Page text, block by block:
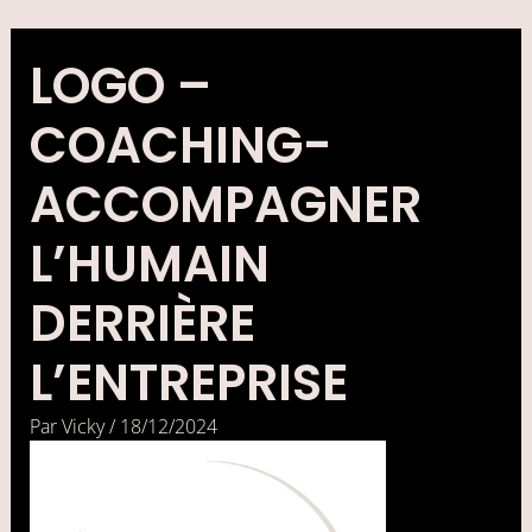
au
LOGO –
COACHING-
ACCOMPAGNER
L’HUMAIN
DERRIÈRE
L’ENTREPRISE
ParVicky/18/12/2024